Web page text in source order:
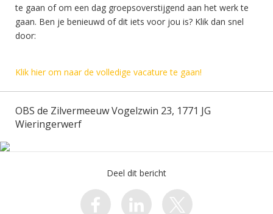
te gaan of om een dag groepsoverstijgend aan het werk te
gaan. Ben je benieuwd of dit iets voor jou is? Klik dan snel
door:
Klik hier om naar de volledige vacature te gaan!
OBS de Zilvermeeuw Vogelzwin 23, 1771 JG
Wieringerwerf
Deel dit bericht